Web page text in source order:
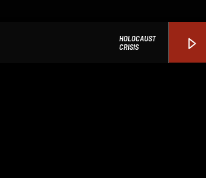
HOLOCAUST
CRISIS